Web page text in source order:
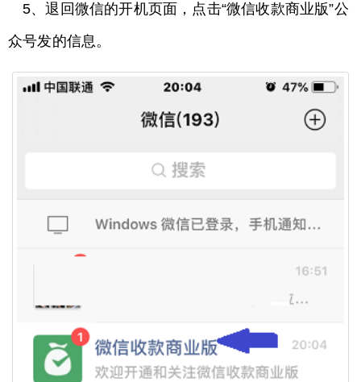
5、退回微信的开机页面，点击“微信收款商业版”公
众号发的信息。